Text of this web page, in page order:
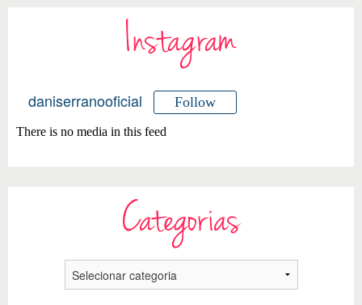
Instagram
daniserranooficial Follow
There is no media in this feed
Categorias